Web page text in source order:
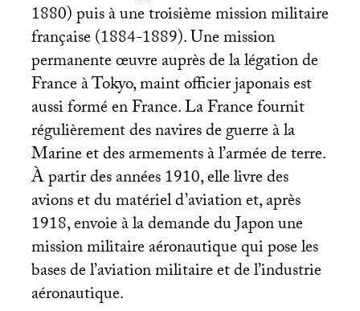
1880) puis à une troisième mission militaire
française (1884-1889). Une mission
permanente œuvre auprès de la légation de
France à Tokyo, maint officier japonais est
aussi formé en France. La France fournit
régulièrement des navires de guerre à la
Marine et des armements à l’armée de terre.
À partir des années 1910, elle livre des
avions et du matériel d’aviation et, après
1918, envoie à la demande du Japon une
mission militaire aéronautique qui pose les
bases de l’aviation militaire et de l’industrie
aéronautique.